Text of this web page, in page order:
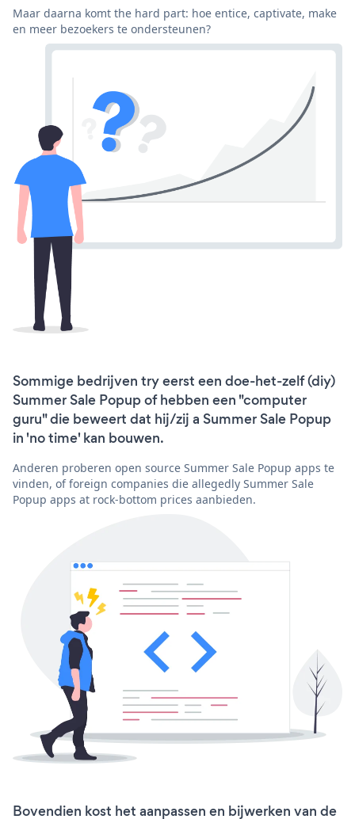
Maar daarna komt the hard part: hoe entice, captivate, make
en meer bezoekers te ondersteunen?
Sommige bedrijven try eerst een doe-het-zelf (diy)
Summer Sale Popup of hebben een "computer
guru" die beweert dat hij/zij a Summer Sale Popup
in 'no time' kan bouwen.
Anderen proberen open source Summer Sale Popup apps te
vinden, of foreign companies die allegedly Summer Sale
Popup apps at rock-bottom prices aanbieden.
Bovendien kost het aanpassen en bijwerken van de